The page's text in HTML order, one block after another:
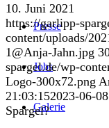
Presse
Jobs
Galerie
10. Juni 2021
https://garlipp-
content/uploads/
1@Anja-Jahn.jpg
spargel.de/wp-
Logo-300x72.png
21:03:152023-06-
Spargel?